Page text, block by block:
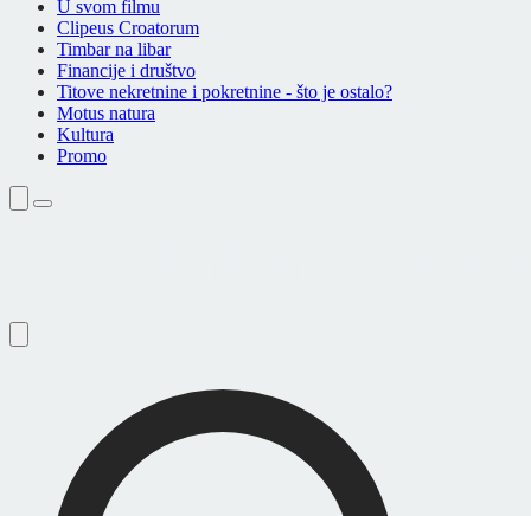
U svom filmu
Clipeus Croatorum
Timbar na libar
Financije i društvo
Titove nekretnine i pokretnine - što je ostalo?
Motus natura
Kultura
Promo